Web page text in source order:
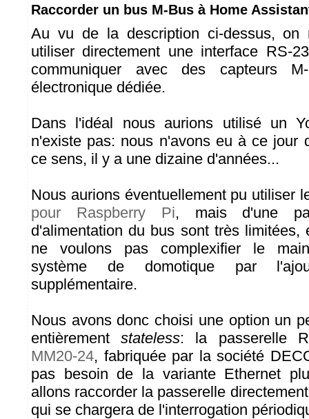
Raccorder un bus M-Bus à Home
Au vu de la description ci-dessus, on
utiliser directement une interface RS-
communiquer avec des capteurs
électronique dédiée.
Dans l'idéal nous aurions utilisé un
n'existe pas: nous n'avons eu à ce jour
ce sens, il y a une dizaine d'années...
Nous aurions éventuellement pu utiliser
pour Raspberry Pi, mais d'une
d'alimentation du bus sont très limitées,
ne voulons pas complexifier le
système de domotique par
supplémentaire.
Nous avons donc choisi une option un
entièrementstateless: la passerelle
MM20-24, fabriquée par la société
pas besoin de la variante Ethernet
allons raccorder la passerelle
qui se chargera de l'interrogation